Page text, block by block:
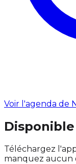
Voir l'agenda de
Téléchargez
manquez aucun